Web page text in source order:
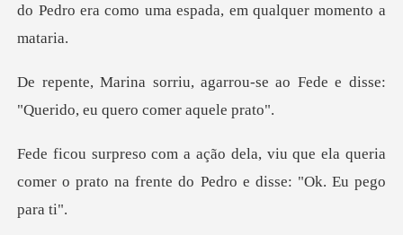
do Pedro era como um
rou-se ao Fede e disse:
"Querid
que ela queria
comer o prato na frente